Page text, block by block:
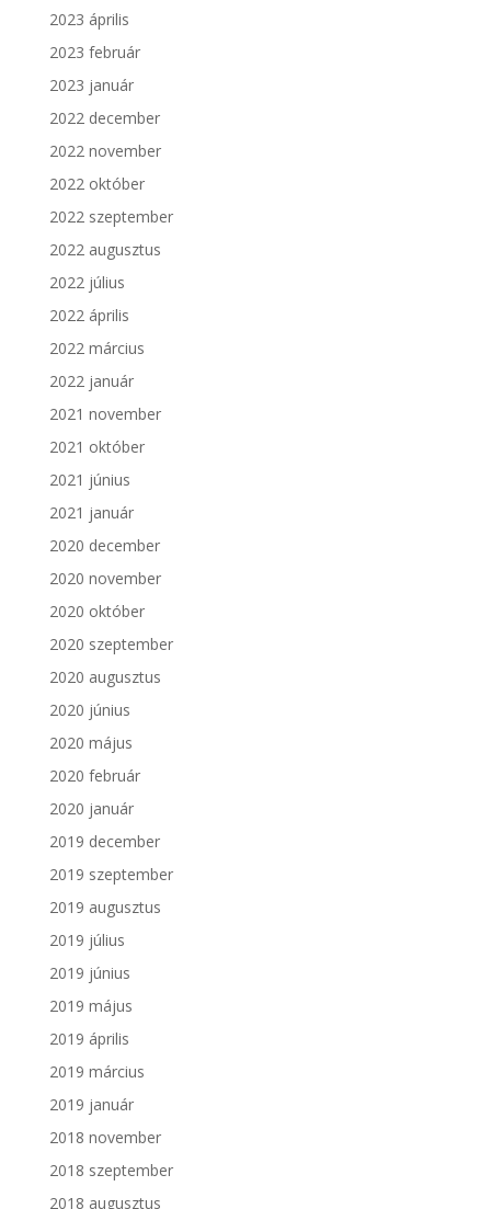
2023 április
2023 február
2023 január
2022 december
2022 november
2022 október
2022 szeptember
2022 augusztus
2022 július
2022 április
2022 március
2022 január
2021 november
2021 október
2021 június
2021 január
2020 december
2020 november
2020 október
2020 szeptember
2020 augusztus
2020 június
2020 május
2020 február
2020 január
2019 december
2019 szeptember
2019 augusztus
2019 július
2019 június
2019 május
2019 április
2019 március
2019 január
2018 november
2018 szeptember
2018 augusztus